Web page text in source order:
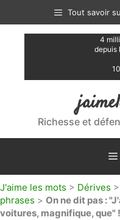
contenu
Tout savoir
4
depuis
Richesse et
J'aime les mots > Dérives >
phrases > On ne dit pas :
voitures, magnifique, que" !